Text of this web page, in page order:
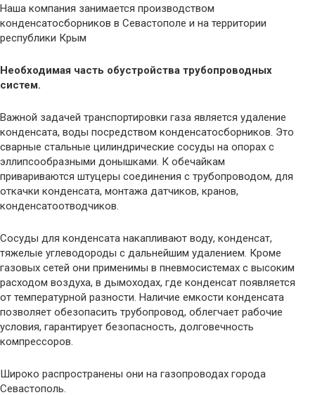
Наша компания занимается производством
конденсатосборников в Севастополе и на территории
республики Крым
Необходимая часть обустройства трубопроводных
систем.
Важной задачей транспортировки газа является удаление
конденсата, воды посредством конденсатосборников. Это
сварные стальные цилиндрические сосуды на опорах с
эллипсообразными донышками. К обечайкам
привариваются штуцеры соединения с трубопроводом, для
откачки конденсата, монтажа датчиков, кранов,
конденсатоотводчиков.
Сосуды для конденсата накапливают воду, конденсат,
тяжелые углеводороды с дальнейшим удалением. Кроме
газовых сетей они применимы в пневмосистемах с высоким
расходом воздуха, в дымоходах, где конденсат появляется
от температурной разности. Наличие емкости конденсата
позволяет обезопасить трубопровод, облегчает рабочие
условия, гарантирует безопасность, долговечность
компрессоров.
Широко распространены они на газопроводах города
Севастополь.